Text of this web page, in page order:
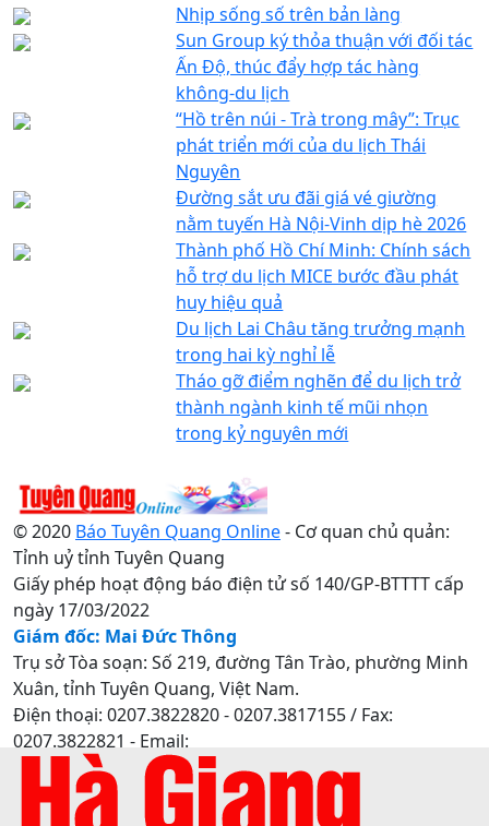
Nhịp sống số trên bản làng
Sun Group ký thỏa thuận với đối tác
Ấn Độ, thúc đẩy hợp tác hàng
không-du lịch
“Hồ trên núi - Trà trong mây”: Trục
phát triển mới của du lịch Thái
Nguyên
Đường sắt ưu đãi giá vé giường
nằm tuyến Hà Nội-Vinh dịp hè 2026
Thành phố Hồ Chí Minh: Chính sách
hỗ trợ du lịch MICE bước đầu phát
huy hiệu quả
Du lịch Lai Châu tăng trưởng mạnh
trong hai kỳ nghỉ lễ
Tháo gỡ điểm nghẽn để du lịch trở
thành ngành kinh tế mũi nhọn
trong kỷ nguyên mới
© 2020 Báo Tuyên Quang Online- Cơ quan chủ quản:
Tỉnh uỷ tỉnh Tuyên Quang
Giấy phép hoạt động báo điện tử số 140/GP-BTTTT cấp
ngày 17/03/2022
Giám đốc: Mai Đức Thông
Trụ sở Tòa soạn: Số 219, đường Tân Trào, phường Minh
Xuân, tỉnh Tuyên Quang, Việt Nam.
Điện thoại: 0207.3822820 - 0207.3817155 / Fax:
0207.3822821 - Email:
baotuyenquang.com.vn@gmail.com